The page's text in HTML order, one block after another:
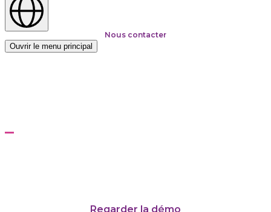
Nous contacter
Ouvrir le menu principal
Regarder la démo